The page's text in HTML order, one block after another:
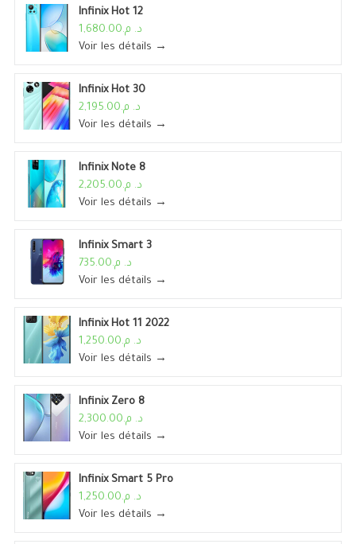
Infinix Hot 12
د. م.1,680.00
Voir les détails →
Infinix Hot 30
د. م.2,195.00
Voir les détails →
Infinix Note 8
د. م.2,205.00
Voir les détails →
Infinix Smart 3
د. م.735.00
Voir les détails →
Infinix Hot 11 2022
د. م.1,250.00
Voir les détails →
Infinix Zero 8
د. م.2,300.00
Voir les détails →
Infinix Smart 5 Pro
د. م.1,250.00
Voir les détails →